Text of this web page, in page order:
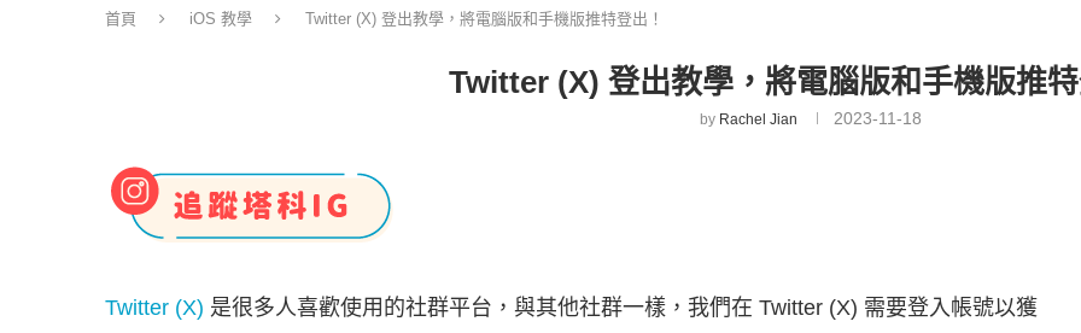
首頁 iOS 教學 Twitter (X) 登出教學，將電腦版和手機版推特登出！
Twitter (X) 登出教學，將電腦版和手機版推
by Rachel Jian 2023-11-18
Twitter (X) 是很多人喜歡使用的社群平台，與其他社群一樣，我們在 Twitter (X) 需要登入帳號以獲